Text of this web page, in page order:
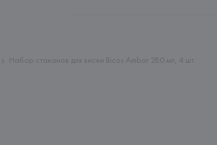
Производитель:
Vista Alegre
Набор стаканов для виски Bicos Ambar 280 мл, 4 шт.